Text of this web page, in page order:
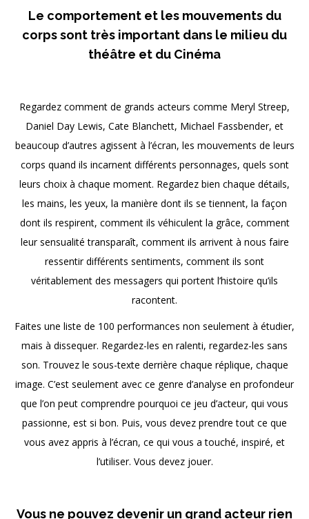
Le comportement et les mouvements du
corps sont très important dans le milieu du
théâtre et du Cinéma
Regardez comment de grands acteurs comme Meryl Streep,
Daniel Day Lewis, Cate Blanchett, Michael Fassbender, et
beaucoup d’autres agissent à l’écran, les mouvements de leurs
corps quand ils incarnent différents personnages, quels sont
leurs choix à chaque moment. Regardez bien chaque détails,
les mains, les yeux, la manière dont ils se tiennent, la façon
dont ils respirent, comment ils véhiculent la grâce, comment
leur sensualité transparaît, comment ils arrivent à nous faire
ressentir différents sentiments, comment ils sont
véritablement des messagers qui portent l’histoire qu’ils
racontent.
Faites une liste de 100 performances non seulement à étudier,
mais à dissequer. Regardez-les en ralenti, regardez-les sans
son. Trouvez le sous-texte derrière chaque réplique, chaque
image. C’est seulement avec ce genre d’analyse en profondeur
que l’on peut comprendre pourquoi ce jeu d’acteur, qui vous
passionne, est si bon. Puis, vous devez prendre tout ce que
vous avez appris à l’écran, ce qui vous a touché, inspiré, et
l’utiliser. Vous devez jouer.
Vous ne pouvez devenir un grand acteur rien